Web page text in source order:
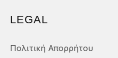
LEGAL
Πολιτική Απορρήτου